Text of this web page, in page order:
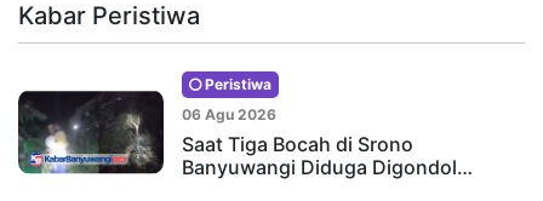
Kabar Peristiwa
Peristiwa
06 Agu 2026
Saat Tiga Bocah di Srono
Banyuwangi Diduga Digondol…